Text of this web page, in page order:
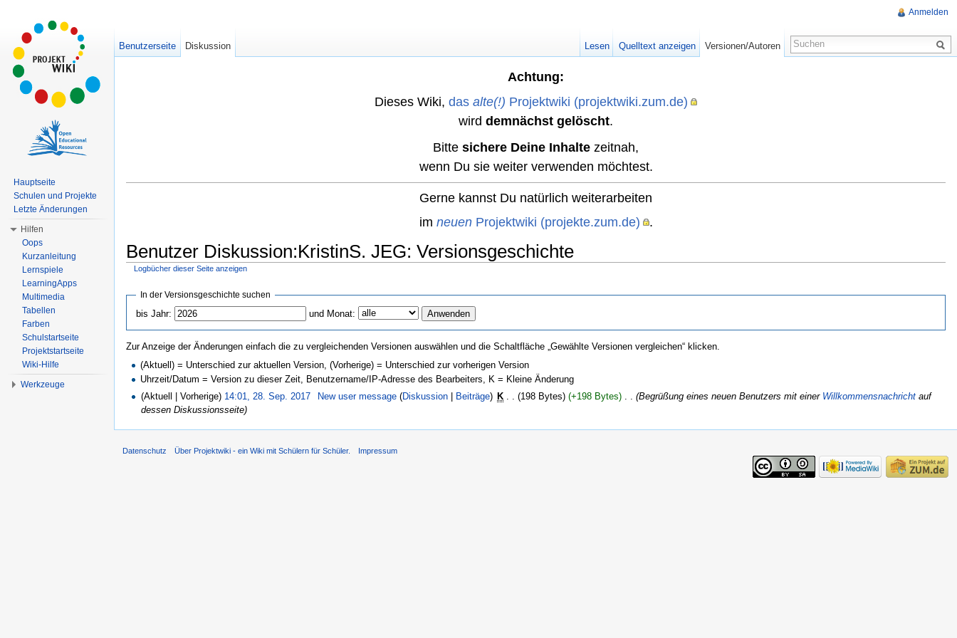
Achtung:
Dieses Wiki, das alte(!) Projektwiki (projektwiki.zum.de)
wird demnächst gelöscht.
Bitte sichere Deine Inhalte zeitnah,
wenn Du sie weiter verwenden möchtest.
Gerne kannst Du natürlich weiterarbeiten
im neuenProjektwiki (projekte.zum.de) .
Benutzer Diskussion:KristinS. JEG: Versionsgeschichte
Logbücher dieser Seite anzeigen
In der Versionsgeschichte suchen
bis Jahr: und Monat:
Zur Anzeige der Änderungen einfach die zu vergleichenden Versionen auswählen und die Schaltfläche „Gewählte Versionen vergleichen“ klicken.
(Aktuell) = Unterschied zur aktuellen Version, (Vorherige) = Unterschied zur vorherigen Version
Uhrzeit/Datum = Version zu dieser Zeit, Benutzername/IP-Adresse des Bearbeiters, K = Kleine Änderung
(Aktuell | Vorherige) 14:01, 28. Sep. 2017 New user message (Diskussion| Beiträge) ‎K (198 Bytes) (+198 Bytes) (Begrüßung eines neuen Benutzers mit einer Willkommensnachricht auf
dessen Diskussionsseite)
Anmelden
Benutzerseite Diskussion Lesen Quelltext anzeigen Versionen/Autoren
Hauptseite
Schulen und Projekte
Letzte Änderungen
Hilfen
Oops
Kurzanleitung
Lernspiele
LearningApps
Multimedia
Tabellen
Farben
Schulstartseite
Projektstartseite
Wiki-Hilfe
Werkzeuge
Datenschutz Über Projektwiki - ein Wiki mit Schülern für Schüler. Impressum